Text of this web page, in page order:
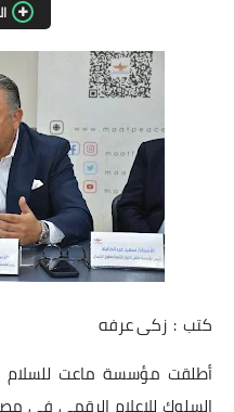
كتب : زكى عرفه
أطلقت مؤسسة ماعت للسلام